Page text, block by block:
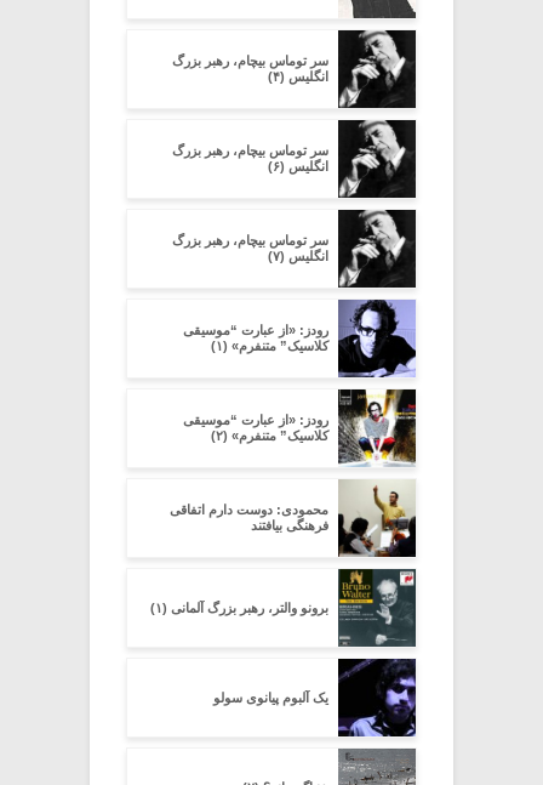
سر توماس بیچام، رهبر بزرگ
انگلیس (۴)
سر توماس بیچام، رهبر بزرگ
انگلیس (۶)
سر توماس بیچام، رهبر بزرگ
انگلیس (۷)
رودز: «از عبارت “موسیقی
کلاسیک” متنفرم» (۱)
رودز: «از عبارت “موسیقی
کلاسیک” متنفرم» (۲)
محمودی: دوست دارم اتفاقی
فرهنگی بیافتند
برونو والتر، رهبر بزرگ آلمانی (۱)
یک آلبوم پیانوی سولو